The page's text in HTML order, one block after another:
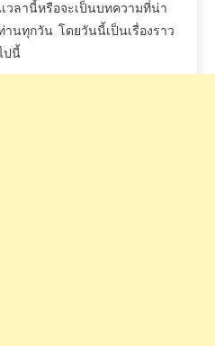
วลานี้หรือจะเป็นบทความที่น่า
านทุกวัน โดยวันนี้เป็นเรื่องราว
ปนี้